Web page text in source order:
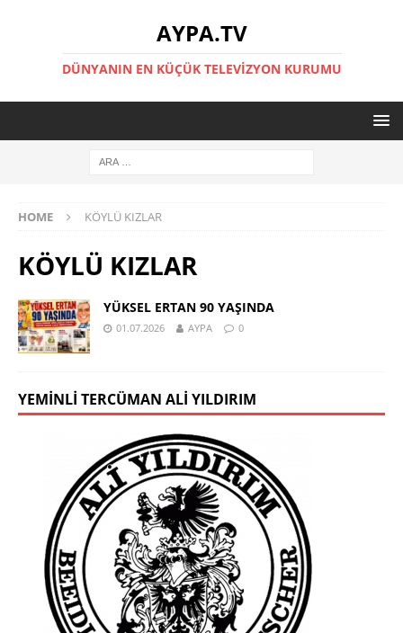
AYPA.TV
DÜNYANIN EN KÜÇÜK TELEVIZYON KURUMU
HOME KÖYLÜ KIZLAR
KÖYLÜ KIZLAR
YÜKSEL ERTAN 90 YAŞINDA
01.07.2026 AYPA 0
YEMINLI TERCÜMAN ALI YILDIRIM